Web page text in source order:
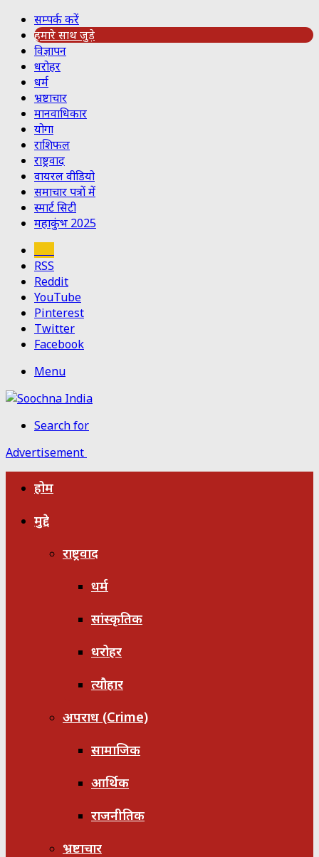
सम्पर्क करें
हमारे साथ जुड़े
विज्ञापन
धरोहर
धर्म
भ्रष्टाचार
मानवाधिकार
योगा
राशिफल
राष्ट्रवाद
वायरल वीडियो
समाचार पत्रों में
स्मार्ट सिटी
महाकुंभ 2025
RSS
Reddit
YouTube
Pinterest
Twitter
Facebook
Menu
Search for
Advertisement
होम
मुद्दे
राष्ट्रवाद
धर्म
सांस्कृतिक
धरोहर
त्यौहार
अपराध (Crime)
सामाजिक
आर्थिक
राजनीतिक
भ्रष्टाचार